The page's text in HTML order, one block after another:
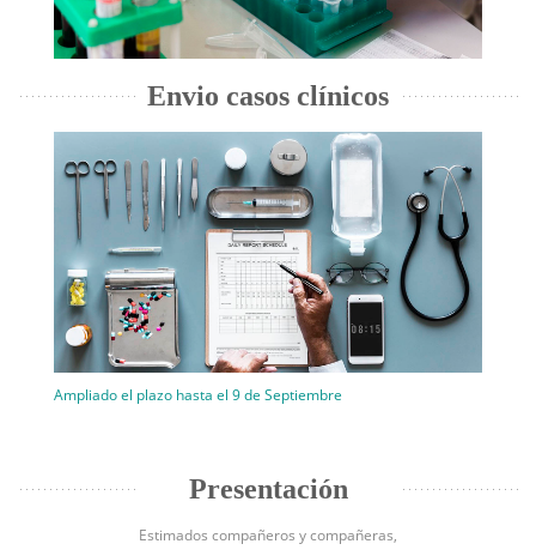
Envio casos clínicos
Ampliado el plazo hasta el 9 de Septiembre
Presentación
Estimados compañeros y compañeras,